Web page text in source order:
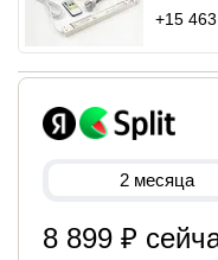
+15 463
2 месяца
8 899 ₽